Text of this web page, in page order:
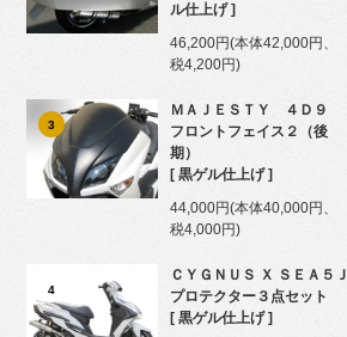
ル仕上げ ]
46,200円(本体42,000円、
税4,200円)
3
ＭＡＪＥＳＴＹ ４Ｄ９
フロントフェイス２（後
期）
[ 黒ゲル仕上げ ]
44,000円(本体40,000円、
税4,000円)
4
ＣＹＧＮＵＳ Ｘ ＳＥＡ５Ｊ
プロテクター３点セット
[ 黒ゲル仕上げ ]